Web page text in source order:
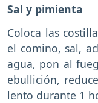
Sal y pimienta
Coloca las
el comino, sal,
agua, pon al
ebullición,
lento durante 1